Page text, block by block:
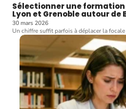
Sélectionner une
Lyon et Grenoble autour
30 mars 2026
Un chiffre suffit parfois à déplacer la